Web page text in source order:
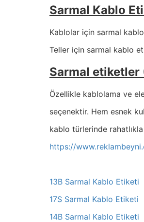
Sarmal Kablo
Kablolar için sarmal
Teller için sarmal kablo
Sarmal etiketler
Özellikle kablolama ve
seçenektir. Hem esnek
kablo türlerinde rahatlıkla
https://
13B Sarmal Kablo Etiketi
17S Sarmal Kablo Etiketi
14B Sarmal Kablo Etiketi